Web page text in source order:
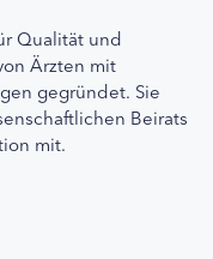
Qualität und
Ärzten mit
gegründet. Sie
Beirats
mit.